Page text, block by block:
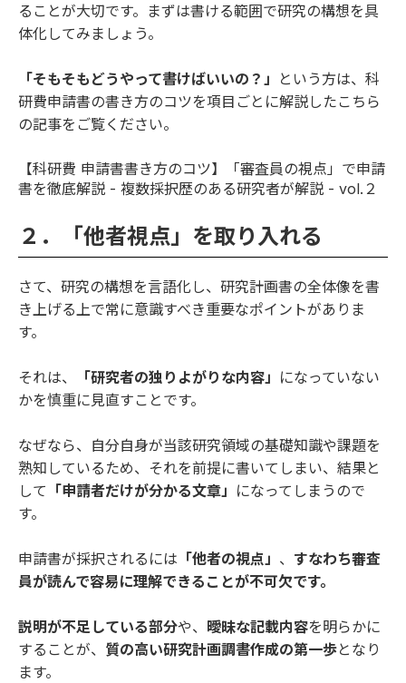
ることが大切です。まずは書ける範囲で研究の構想を具
体化してみましょう。
「そもそもどうやって書けばいいの？」
という方は、科
研費申請書の書き方のコツを項目ごとに解説したこちら
の記事をご覧ください。
【科研費 申請書書き方のコツ】「審査員の視点」で申請
書を徹底解説 - 複数採択歴のある研究者が解説 - vol.２
２．「他者視点」を取り入れる
さて、研究の構想を言語化し、研究計画書の全体像を書
き上げる上で常に意識すべき重要なポイントがありま
す。
それは、 「研究者の独りよがりな内容」 になっていない
かを慎重に見直すことです。
なぜなら、自分自身が当該研究領域の基礎知識や課題を
熟知しているため、それを前提に書いてしまい、結果と
して 「申請者だけが分かる文章」 になってしまうので
す。
申請書が採択されるには 「他者の視点」 、 すなわち審査
員が読んで容易に理解できることが不可欠です。
説明が不足している部分や、 曖昧な記載内容を明らかに
することが、 質の高い研究計画調書作成の第一歩となり
ます。